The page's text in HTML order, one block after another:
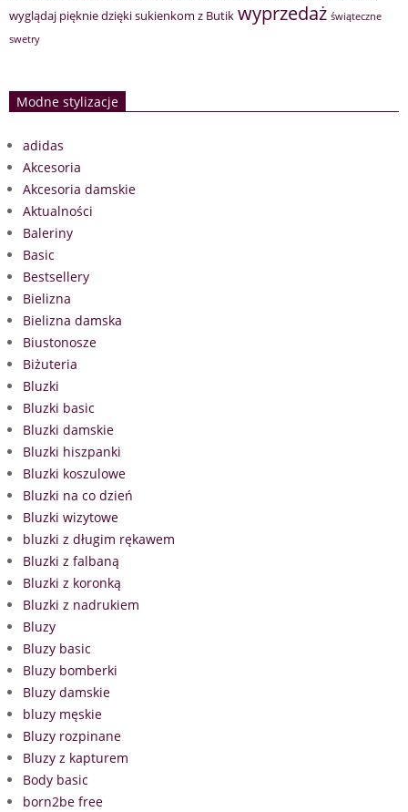
wyglądaj pięknie dzięki sukienkom z Butik wyprzedaż świąteczne
swetry
Modne stylizacje
adidas
Akcesoria
Akcesoria damskie
Aktualności
Baleriny
Basic
Bestsellery
Bielizna
Bielizna damska
Biustonosze
Biżuteria
Bluzki
Bluzki basic
Bluzki damskie
Bluzki hiszpanki
Bluzki koszulowe
Bluzki na co dzień
Bluzki wizytowe
bluzki z długim rękawem
Bluzki z falbaną
Bluzki z koronką
Bluzki z nadrukiem
Bluzy
Bluzy basic
Bluzy bomberki
Bluzy damskie
bluzy męskie
Bluzy rozpinane
Bluzy z kapturem
Body basic
born2be free